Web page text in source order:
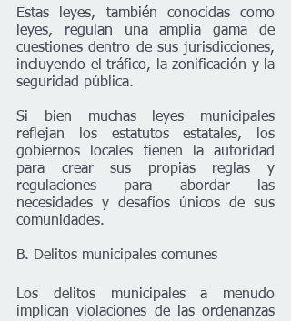
Estas leyes, también conocidas como
leyes, regulan una amplia gama de
cuestiones dentro de sus jurisdicciones,
incluyendo el tráfico, la zonificación y la
seguridad pública.
Si bien muchas leyes municipales
reflejan los estatutos estatales, los
gobiernos locales tienen la autoridad
para crear sus propias reglas y
regulaciones para abordar las
necesidades y desafíos únicos de sus
comunidades.
B. Delitos municipales comunes
Los delitos municipales a menudo
implican violaciones de las ordenanzas